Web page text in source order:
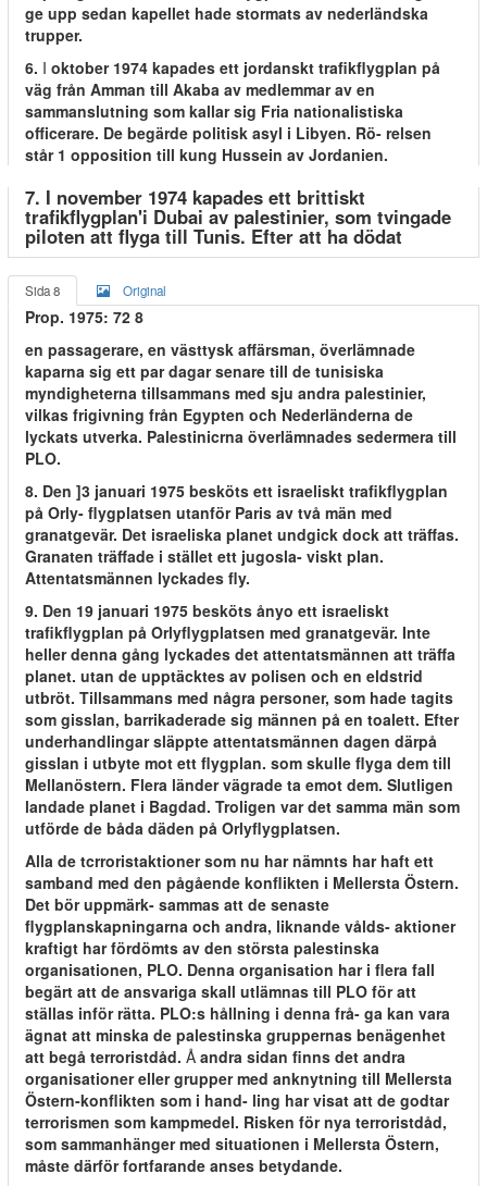
ge upp sedan kapellet hade stormats av nederländska
trupper.
6. I oktober 1974 kapades ett jordanskt trafikflygplan på
väg från Amman till Akaba av medlemmar av en
sammanslutning som kallar sig Fria nationalistiska
officerare. De begärde politisk asyl i Libyen. Rö- relsen
står 1 opposition till kung Hussein av Jordanien.
7. I november 1974 kapades ett brittiskt
trafikflygplan'i Dubai av palestinier, som tvingade
piloten att flyga till Tunis. Efter att ha dödat
Sida 8 Original
Prop. 1975: 72 8
en passagerare, en västtysk affärsman, överlämnade
kaparna sig ett par dagar senare till de tunisiska
myndigheterna tillsammans med sju andra palestinier,
vilkas frigivning från Egypten och Nederländerna de
lyckats utverka. Palestinicrna överlämnades sedermera till
PLO.
8. Den ]3 januari 1975 besköts ett israeliskt trafikflygplan
på Orly- flygplatsen utanför Paris av två män med
granatgevär. Det israeliska planet undgick dock att träffas.
Granaten träffade i stället ett jugosla- viskt plan.
Attentatsmännen lyckades fly.
9. Den 19 januari 1975 besköts ånyo ett israeliskt
trafikflygplan på Orlyflygplatsen med granatgevär. Inte
heller denna gång lyckades det attentatsmännen att träffa
planet. utan de upptäcktes av polisen och en eldstrid
utbröt. Tillsammans med några personer, som hade tagits
som gisslan, barrikaderade sig männen på en toalett. Efter
underhandlingar släppte attentatsmännen dagen därpå
gisslan i utbyte mot ett flygplan. som skulle flyga dem till
Mellanöstern. Flera länder vägrade ta emot dem. Slutligen
landade planet i Bagdad. Troligen var det samma män som
utförde de båda däden på Orlyflygplatsen.
Alla de tcrroristaktioner som nu har nämnts har haft ett
samband med den pågående konflikten i Mellersta Östern.
Det bör uppmärk- sammas att de senaste
flygplanskapningarna och andra, liknande vålds- aktioner
kraftigt har fördömts av den största palestinska
organisationen, PLO. Denna organisation har i flera fall
begärt att de ansvariga skall utlämnas till PLO för att
ställas inför rätta. PLO:s hållning i denna frå- ga kan vara
ägnat att minska de palestinska gruppernas benägenhet
att begå terroristdåd. Å andra sidan finns det andra
organisationer eller grupper med anknytning till Mellersta
Östern-konflikten som i hand- ling har visat att de godtar
terrorismen som kampmedel. Risken för nya terroristdåd,
som sammanhänger med situationen i Mellersta Östern,
måste därför fortfarande anses betydande.